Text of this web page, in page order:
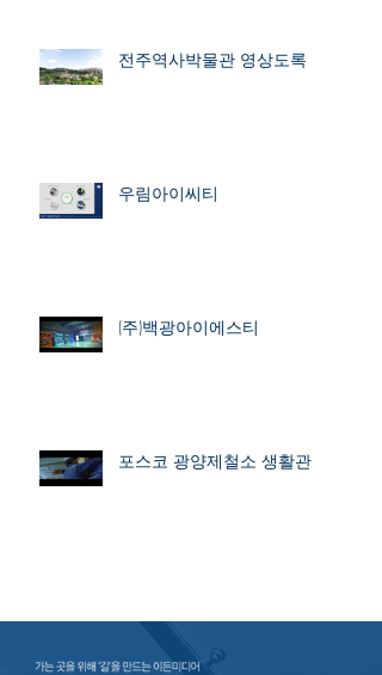
전주역사박물관 영상도록
우림아이씨티
(주)백광아이에스티
포스코 광양제철소 생활관